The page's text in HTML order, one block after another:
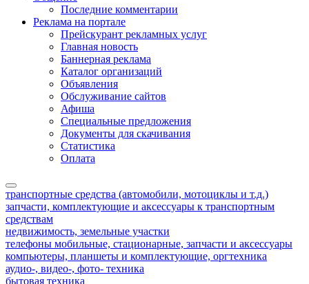
Последние комментарии
Реклама на портале
Прейскурант рекламных услуг
Главная новость
Баннерная реклама
Каталог организаций
Объявления
Обслуживание сайтов
Афиша
Специальные предложения
Документы для скачивания
Статистика
Оплата
транспортные средства (автомобили, мотоциклы и т.д.)
запчасти, комплектующие и аксессуары к транспортным
средствам
недвижимость, земельные участки
телефоны мобильные, стационарные, запчасти и аксессуары
компьютеры, планшеты и комплектующие, оргтехника
аудио-, видео-, фото- техника
бытовая техника